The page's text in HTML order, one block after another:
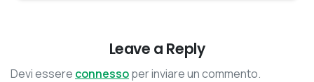
Leave a Reply
Devi essere connessoper inviare un commento.